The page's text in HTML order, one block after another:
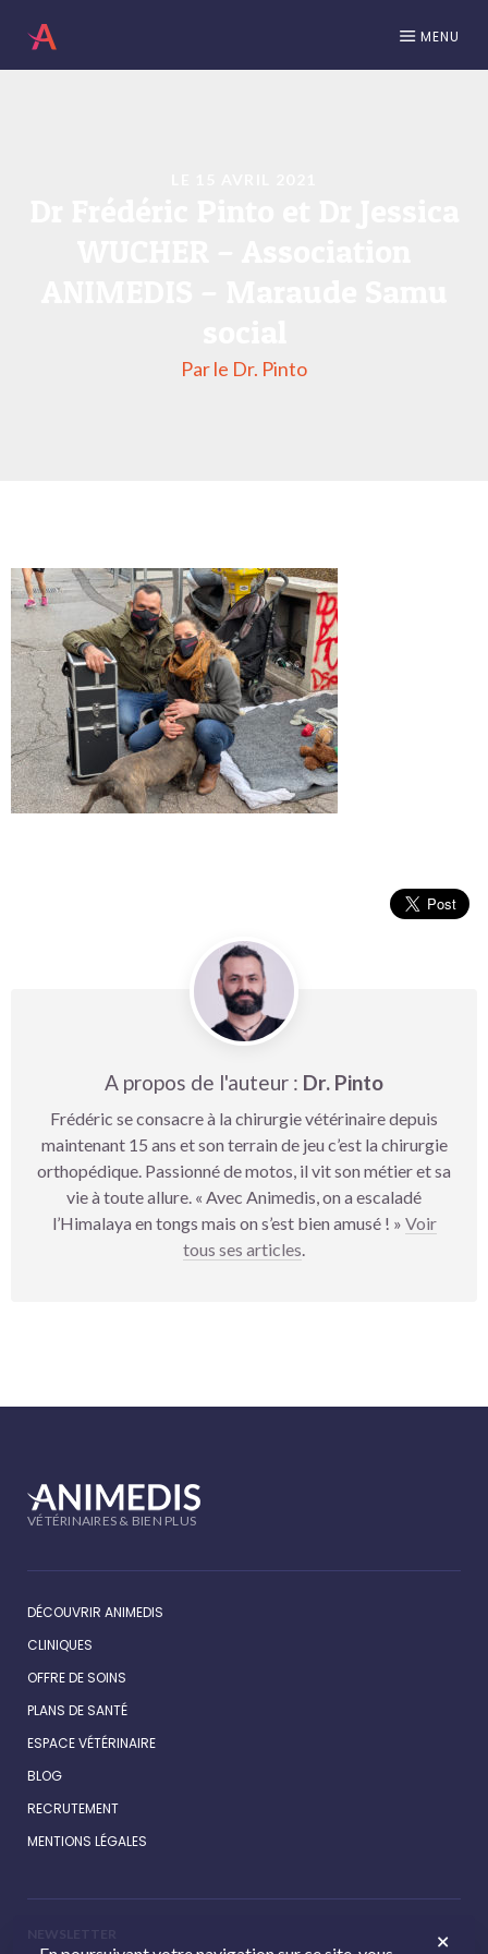
MENU
Par le Dr. Pinto
A propos de l'auteur : Dr. Pinto
Frédéric se consacre à la chirurgie vétérinaire depuis
maintenant 15 ans et son terrain de jeu c’est la chirurgie
orthopédique. Passionné de motos, il vit son métier et sa
vie à toute allure. « Avec Animedis, on a escaladé
l’Himalaya en tongs mais on s’est bien amusé ! » Voir
tous ses articles.
VÉTÉRINAIRES & BIEN PLUS
DÉCOUVRIR ANIMEDIS
CLINIQUES
OFFRE DE SOINS
PLANS DE SANTÉ
ESPACE VÉTÉRINAIRE
BLOG
RECRUTEMENT
MENTIONS LÉGALES